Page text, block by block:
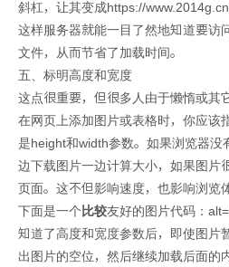
斜杠，让其变成https://
这样服务器就能一目了然地知道要访
文件，从而节省了加载时间。
五、标明高度和宽度
这点很重要，但很多人由于懒惰或其
在网页上添加图片或表格时，你应该
是height和width参数。如果浏览器没
边下载图片一边计算大小，如果图片
页面。这不但影响速度，也影响浏览
下面是一个 比较友好的图片代码：
知道了高度和宽度参数后，即使图片
出图片的空位，然后继续加载后面的